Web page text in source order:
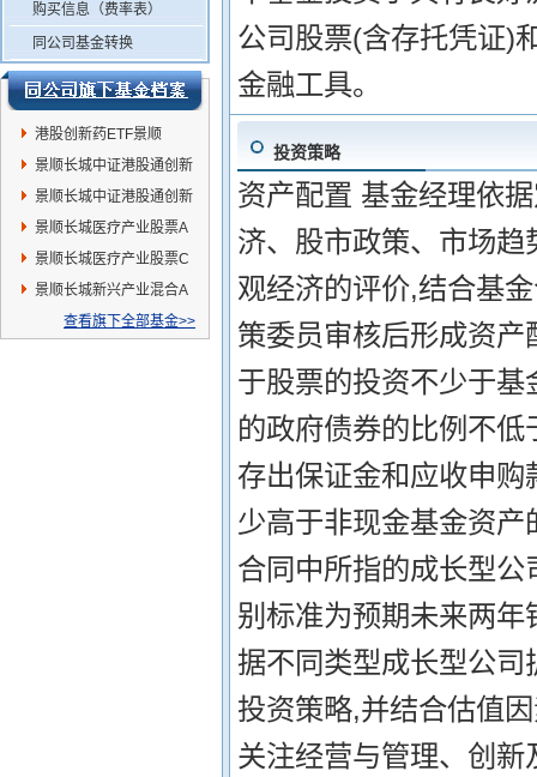
购买信息（费率表）
同公司基金转换
港股创新药ETF景顺
景顺长城中证港股通创新
药ETF联接A
景顺长城中证港股通创新
药ETF联接C
景顺长城医疗产业股票A
景顺长城医疗产业股票C
景顺长城新兴产业混合A
查看旗下全部基金>>
公司股票(含存托凭证)
金融工具。
投资策略
资产配置 基金经理依
济、股市政策、市场
观经济的评价,结合基
策委员审核后形成资
于股票的投资不少于
的政府债券的比例不
存出保证金和应收申
少高于非现金基金资
合同中所指的成长型
别标准为预期未来两
据不同类型成长型公司
投资策略,并结合估值
关注经营与管理、创